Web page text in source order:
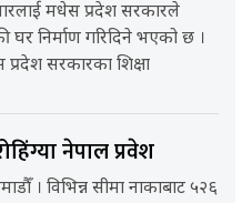
मधेस प्रदेश सरकारले
घर निर्माण गरिदिने भएको छ ।
सरकारका शिक्षा
नेपाल प्रवेश
। विभिन्न सीमा नाकाबाट ५२६